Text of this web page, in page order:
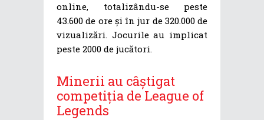
online, totalizându-se peste
43.600 de ore și în jur de 320.000 de
vizualizări. Jocurile au implicat
peste 2000 de jucători.
Minerii au câștigat
competiția de League of
Legends